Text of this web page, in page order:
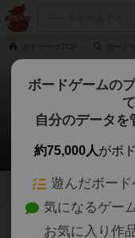
のびの
4 2
ボドゲーマにログインする
ボードゲームの
て
自分のデータを
約75,000人がボ
遊んだボー
気になるゲー
お気に入り作